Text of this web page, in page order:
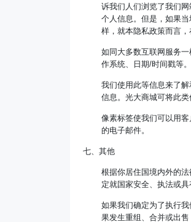
诉我们人们浏览了我们
个人信息。但是，如果
样，就本隐私政策而言
如同大多数互联网服务
作系统、日期/时间戳等。
我们使用此等信息来了
信息。光大商城可将此类
像素标签使我们可以用
的电子邮件。
七、其他
根据你居住国境内外的
定就国家安全、执法或
如果我们确定为了执行
果发生重组、合并或出